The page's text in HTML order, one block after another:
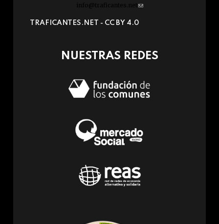
info@traficantes.net (link
e-
TRAFICANTES.NET - CC BY 4.0
NUESTRAS REDES